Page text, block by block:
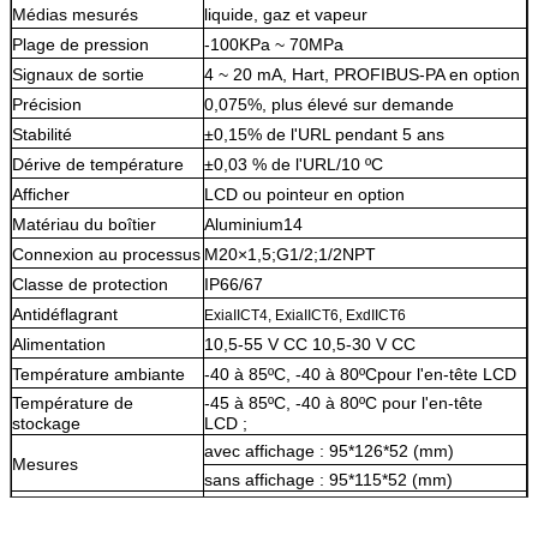
Médias mesurés
liquide, gaz et vapeur
Plage de pression
-100KPa ~ 70MPa
Signaux de sortie
4 ~ 20 mA, Hart, PROFIBUS-PA en option
Précision
0,075%, plus élevé sur demande
Stabilité
±0,15% de l'URL pendant 5 ans
Dérive de température
±0,03 % de l'URL/10 ºC
Afficher
LCD ou pointeur en option
Matériau du boîtier
Aluminium14
Connexion au processus M20×1,5;G1/2;1/2NPT
Classe de protection
IP66/67
Antidéflagrant
ExiaIICT4, ExiaIICT6, ExdIICT6
Alimentation
10,5-55 V CC 10,5-30 V CC
Température ambiante
-40 à 85ºC, -40 à 80ºCpour l'en-tête LCD
Température de
stockage
-45 à 85ºC, -40 à 80ºC pour l'en-tête
LCD ;
Mesures
avec affichage : 95*126*52 (mm)
sans affichage : 95*115*52 (mm)